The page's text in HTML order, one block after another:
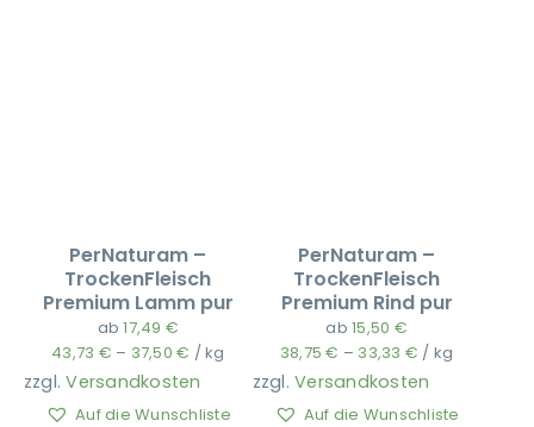
PerNaturam –
TrockenFleisch
Premium Lamm pur
ab17,49 €
43,73 € – 37,50€ /kg
zzgl.Versandkosten
Auf die Wunschliste
PerNaturam –
TrockenFleisch
Premium Rind pur
ab15,50 €
38,75€ – 33,33 € / kg
zzgl.Versandkosten
Auf die Wunschliste